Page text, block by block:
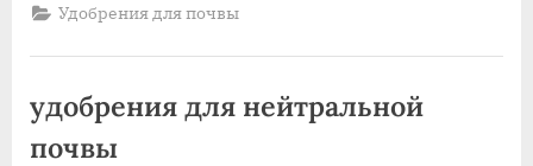
кислой
Удобрения для почвы
удобрения для нейтральной
почвы